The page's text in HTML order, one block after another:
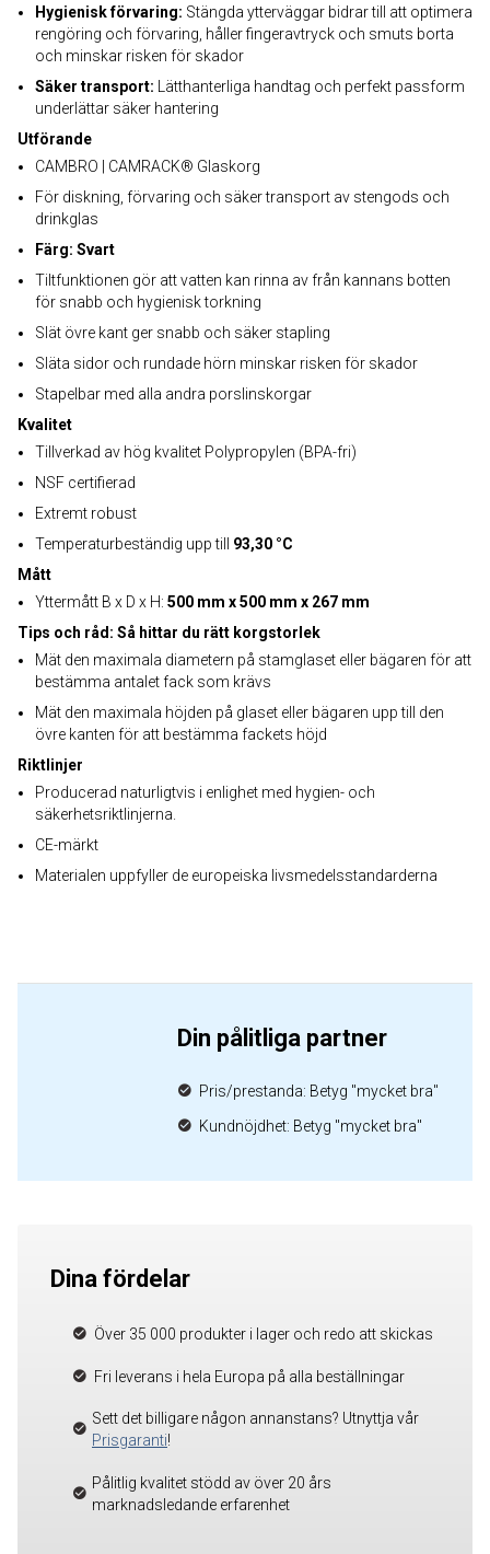
Hygienisk förvaring: Stängda ytterväggar bidrar till att optimera
rengöring och förvaring, håller fingeravtryck och smuts borta
och minskar risken för skador
Säker transport: Lätthanterliga handtag och perfekt passform
underlättar säker hantering
Utförande
CAMBRO | CAMRACK® Glaskorg
För diskning, förvaring och säker transport av stengods och
drinkglas
Färg: Svart
Tiltfunktionen gör att vatten kan rinna av från kannans botten
för snabb och hygienisk torkning
Slät övre kant ger snabb och säker stapling
Släta sidor och rundade hörn minskar risken för skador
Stapelbar med alla andra porslinskorgar
Kvalitet
Tillverkad av hög kvalitet Polypropylen (BPA-fri)
NSF certifierad
Extremt robust
Temperaturbeständig upp till 93,30 °C
Mått
Yttermått B x D x H: 500 mm x 500 mm x 267 mm
Tips och råd: Så hittar du rätt korgstorlek
Mät den maximala diametern på stamglaset eller bägaren för att
bestämma antalet fack som krävs
Mät den maximala höjden på glaset eller bägaren upp till den
övre kanten för att bestämma fackets höjd
Riktlinjer
Producerad naturligtvis i enlighet med hygien- och
säkerhetsriktlinjerna.
CE-märkt
Materialen uppfyller de europeiska livsmedelsstandarderna
Din pålitliga partner
Pris/prestanda: Betyg "mycket bra"
Kundnöjdhet: Betyg "mycket bra"
Dina fördelar
Över 35 000 produkter i lager och redo att skickas
Fri leverans i hela Europa på alla beställningar
Sett det billigare någon annanstans? Utnyttja vår
Prisgaranti!
Pålitlig kvalitet stödd av över 20 års
marknadsledande erfarenhet